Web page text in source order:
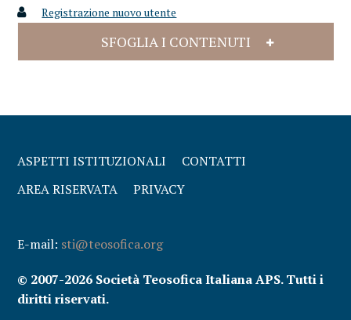
Registrazione nuovo utente
SFOGLIA I CONTENUTI
ASPETTI ISTITUZIONALI
CONTATTI
AREA RISERVATA
PRIVACY
E-mail: sti@teosofica.org
© 2007-2026 Società Teosofica Italiana APS. Tutti i
diritti riservati.